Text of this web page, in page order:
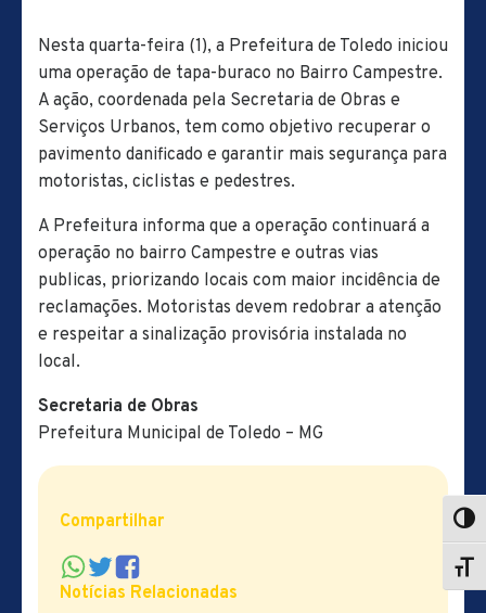
Nesta quarta-feira (1), a Prefeitura de Toledo iniciou
uma operação de tapa-buraco no Bairro Campestre.
A ação, coordenada pela Secretaria de Obras e
Serviços Urbanos, tem como objetivo recuperar o
pavimento danificado e garantir mais segurança para
motoristas, ciclistas e pedestres.
A Prefeitura informa que a operação continuará a
operação no bairro Campestre e outras vias
publicas, priorizando locais com maior incidência de
reclamações. Motoristas devem redobrar a atenção
e respeitar a sinalização provisória instalada no
local.
Secretaria de Obras
Prefeitura Municipal de Toledo – MG
Compartilhar
Notícias Relacionadas